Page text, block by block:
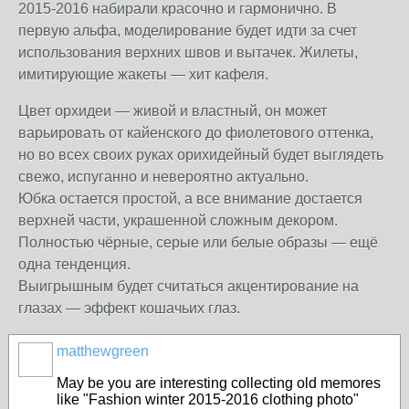
2015-2016 набирали красочно и гармонично. В
первую альфа, моделирование будет идти за счет
использования верхних швов и вытачек. Жилеты,
имитирующие жакеты — хит кафеля.
Цвет орхидеи — живой и властный, он может
варьировать от кайенского до фиолетового оттенка,
но во всех своих руках орихидейный будет выглядеть
свежо, испуганно и невероятно актуально.
Юбка остается простой, а все внимание достается
верхней части, украшенной сложным декором.
Полностью чёрные, серые или белые образы — ещё
одна тенденция.
Выигрышным будет считаться акцентирование на
глазах — эффект кошачьих глаз.
matthewgreen
May be you are interesting collecting old memores
like "Fashion winter 2015-2016 clothing photo"